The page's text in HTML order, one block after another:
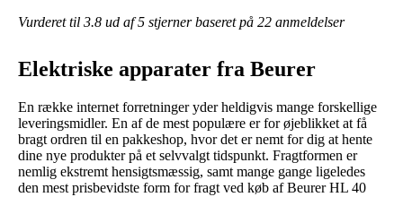
Vurderet til 3.8 ud af 5 stjerner baseret på 22 anmeldelser
Elektriske apparater fra Beurer
En række internet forretninger yder heldigvis mange forskellige
leveringsmidler. En af de mest populære er for øjeblikket at få
bragt ordren til en pakkeshop, hvor det er nemt for dig at hente
dine nye produkter på et selvvalgt tidspunkt. Fragtformen er
nemlig ekstremt hensigtsmæssig, samt mange gange ligeledes
den mest prisbevidste form for fragt ved køb af Beurer HL 40